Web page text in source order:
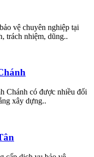
vệ chuyên nghiệp tại
trách nhiệm, dũng..
Chánh có được nhiều đối
xây dựng..